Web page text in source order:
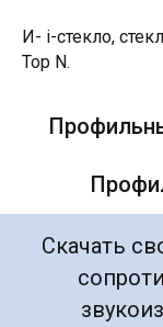
И- i-стекло,
Top N.
Скачать